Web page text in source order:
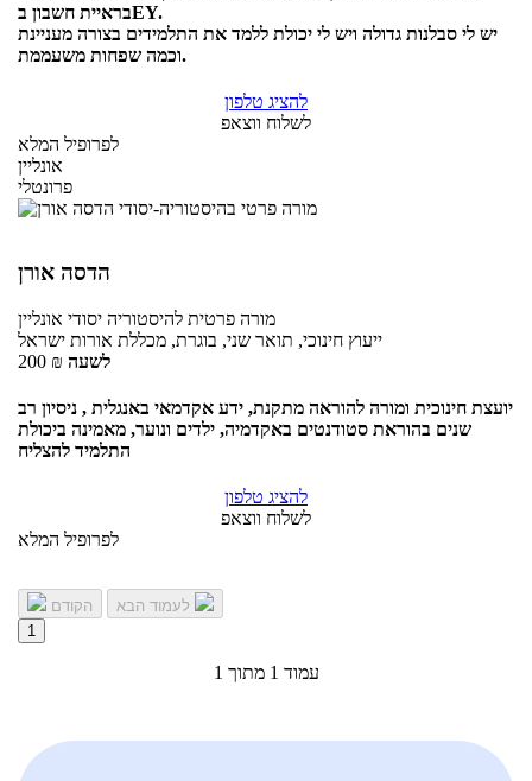
בראיית חשבון בEY.
יש לי סבלנות גדולה ויש לי יכולת ללמד את התלמידים בצורה מעניינת
וכמה שפחות משעממת.
להציג טלפון
לשלוח ווצאפ
לפרופיל המלא
אונליין
פרונטלי
הדסה אורן
מורה פרטית להיסטוריה יסודי אונליין
ייעוץ חינוכי, תואר שני, בוגרת, מכללת אורות ישראל
200 ₪ לשעה
יועצת חינוכית ומורה להוראה מתקנת, ידע אקדמאי באנגלית , ניסיון רב
שנים בהוראת סטודנטים באקדמיה, ילדים ונוער, מאמינה ביכולת
התלמיד להצליח
להציג טלפון
לשלוח ווצאפ
לפרופיל המלא
הקודם
1
עמוד 1 מתוך 1